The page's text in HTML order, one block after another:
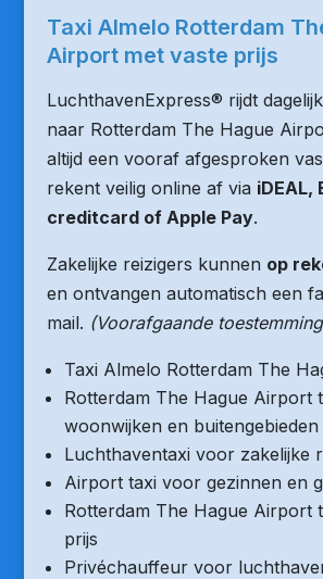
Taxi Almelo Rotterdam
Airport met vaste prijs
LuchthavenExpress® rijdt
naar Rotterdam The Hague
altijd een vooraf afgesproken
rekent veilig online af via iDEAL,
creditcard of Apple Pay.
Zakelijke reizigers kunnen op
en ontvangen automatisch een
mail. (Voorafgaande
Taxi Almelo Rotterdam The
Rotterdam The Hague Airport
woonwijken en buitengebieden
Luchthaventaxi voor zakelijke
Airport taxi voor gezinnen en
Rotterdam The Hague Airport
prijs
Privéchauffeur voor